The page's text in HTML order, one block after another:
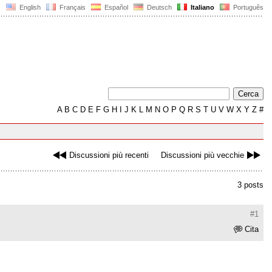
English Français Español Deutsch Italiano Português
AB C D E F G H J K L M N O P Q R S T U V W X Y Z #
Discussioni più recenti Discussioni più vecchie
3 posts
#1
Cita